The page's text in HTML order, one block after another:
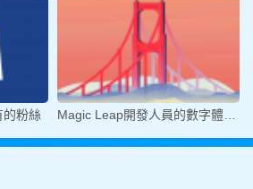
的粉絲 Magic Leap開發人員的數字體驗旅程